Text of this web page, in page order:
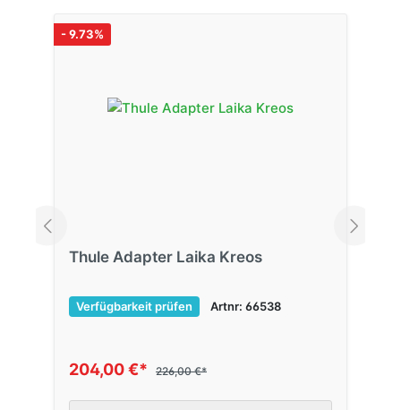
- 9.73%
Thule Adapter Laika Kreos
Verfügbarkeit prüfen Artnr: 66538
204,00 €* 226,00 €*